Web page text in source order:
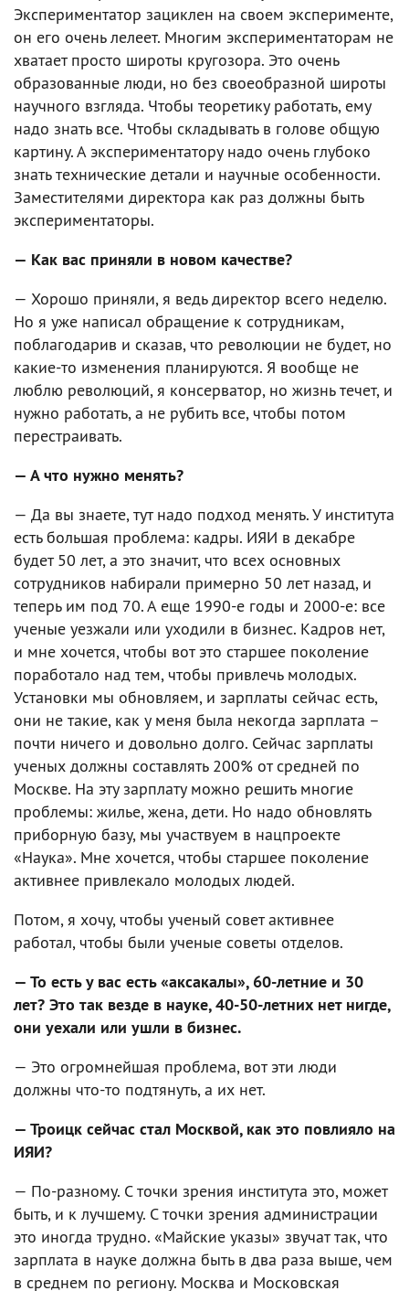
Экспериментатор зациклен на своем эксперименте,
он его очень лелеет. Многим экспериментаторам не
хватает просто широты кругозора. Это очень
образованные люди, но без своеобразной широты
научного взгляда. Чтобы теоретику работать, ему
надо знать все. Чтобы складывать в голове общую
картину. А экспериментатору надо очень глубоко
знать технические детали и научные особенности.
Заместителями директора как раз должны быть
экспериментаторы.
— Как вас приняли в новом качестве?
— Хорошо приняли, я ведь директор всего неделю.
Но я уже написал обращение к сотрудникам,
поблагодарив и сказав, что революции не будет, но
какие-то изменения планируются. Я вообще не
люблю революций, я консерватор, но жизнь течет, и
нужно работать, а не рубить все, чтобы потом
перестраивать.
— А что нужно менять?
— Да вы знаете, тут надо подход менять. У института
есть большая проблема: кадры. ИЯИ в декабре
будет 50 лет, а это значит, что всех основных
сотрудников набирали примерно 50 лет назад, и
теперь им под 70. А еще 1990-е годы и 2000-е: все
ученые уезжали или уходили в бизнес. Кадров нет,
и мне хочется, чтобы вот это старшее поколение
поработало над тем, чтобы привлечь молодых.
Установки мы обновляем, и зарплаты сейчас есть,
они не такие, как у меня была некогда зарплата –
почти ничего и довольно долго. Сейчас зарплаты
ученых должны составлять 200% от средней по
Москве. На эту зарплату можно решить многие
проблемы: жилье, жена, дети. Но надо обновлять
приборную базу, мы участвуем в нацпроекте
«Наука». Мне хочется, чтобы старшее поколение
активнее привлекало молодых людей.
Потом, я хочу, чтобы ученый совет активнее
работал, чтобы были ученые советы отделов.
— То есть у вас есть «аксакалы», 60-летние и 30
лет? Это так везде в науке, 40-50-летних нет нигде,
они уехали или ушли в бизнес.
— Это огромнейшая проблема, вот эти люди
должны что-то подтянуть, а их нет.
— Троицк сейчас стал Москвой, как это повлияло на
ИЯИ?
— По-разному. С точки зрения института это, может
быть, и к лучшему. С точки зрения администрации
это иногда трудно. «Майские указы» звучат так, что
зарплата в науке должна быть в два раза выше, чем
в среднем по региону. Москва и Московская